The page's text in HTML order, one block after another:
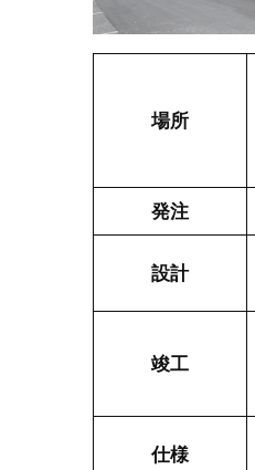
場所
発注
設計
竣工
仕様